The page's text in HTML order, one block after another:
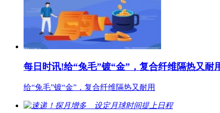
每日时讯!给“兔毛”镀“金”，复合纤维隔热又耐
给“兔毛”镀“金”，复合纤维隔热又耐用